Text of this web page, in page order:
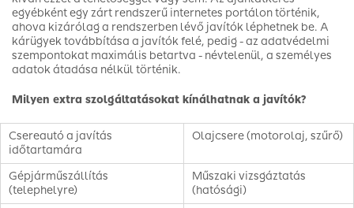
egyébként egy zárt rendszerű internetes portálon történik,
ahova kizárólag a rendszerben lévő javítók léphetnek be. A
kárügyek továbbítása a javítók felé, pedig - az adatvédelmi
szempontokat maximális betartva - névtelenül, a személyes
adatok átadása nélkül történik.
Milyen extra szolgáltatásokat kínálhatnak a javítók?
Csereautó a javítás
időtartamára
Olajcsere (motorolaj, szűrő)
Gépjárműszállítás
(telephelyre)
Műszaki vizsgáztatás
(hatósági)